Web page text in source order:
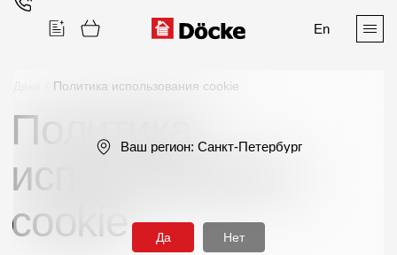
En
Поиск
Политика использования cookie
Политика
использования
cookie
Ваш регион: Санкт-Петербург
Да Нет